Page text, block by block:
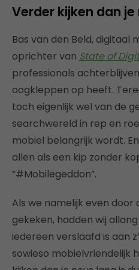
Verder kijken dan je
Bas van den Beld,
oprichter van State of
professionals
oogkleppen op heeft.
toch eigenlijk wel van de
searchwereld in rep en
mobiel belangrijk wordt.
allen als een kip zonder
“#Mobilegeddon”.
Als we namelijk even door
gekeken, hadden wij
iedereen verslaafd is aan
sowieso mobielvriendelijk